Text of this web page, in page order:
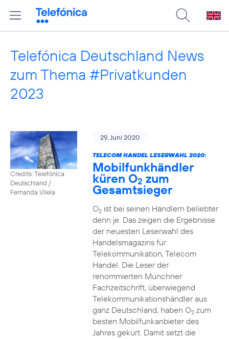
Telefónica Deutschland News
zum Thema #Privatkunden
2023
Credits: Telefónica
Deutschland /
Fernanda Vilela
29. Juni 2020
TELECOM HANDEL LESERWAHL 2020:
Mobilfunkhändler
küren O2 zum
Gesamtsieger
O2ist bei seinen Händlern beliebter
denn je. Das zeigen die Ergebnisse
der neuesten Leserwahl des
Handelsmagazins für
Telekommunikation, Telecom
Handel. Die Leser der
renommierten Münchner
Fachzeitschrift, überwiegend
Telekommunikationshändler aus
ganz Deutschland, haben O2zum
besten Mobilfunkanbieter des
Jahres gekürt. Damit setzt die